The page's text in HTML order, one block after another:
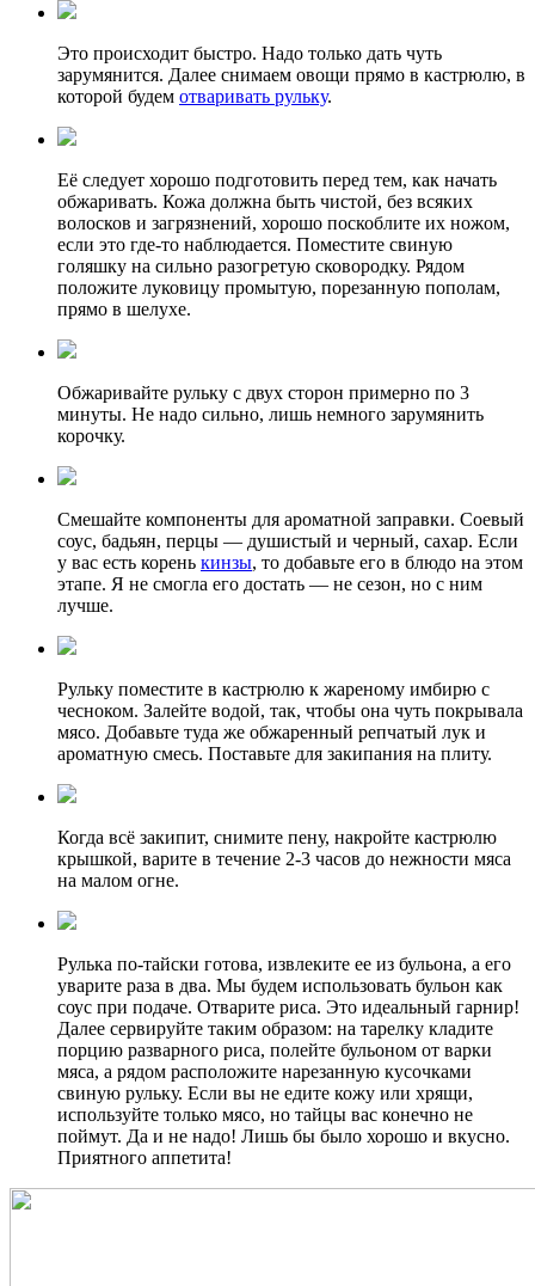
Это происходит быстро. Надо только дать чуть
зарумянится. Далее снимаем овощи прямо в кастрюлю, в
которой будем отваривать рульку.
Её следует хорошо подготовить перед тем, как начать
обжаривать. Кожа должна быть чистой, без всяких
волосков и загрязнений, хорошо поскоблите их ножом,
если это где-то наблюдается. Поместите свиную
голяшку на сильно разогретую сковородку. Рядом
положите луковицу промытую, порезанную пополам,
прямо в шелухе.
Обжаривайте рульку с двух сторон примерно по 3
минуты. Не надо сильно, лишь немного зарумянить
корочку.
Смешайте компоненты для ароматной заправки. Соевый
соус, бадьян, перцы — душистый и черный, сахар. Если
у вас есть корень кинзы, то добавьте его в блюдо на этом
этапе. Я не смогла его достать — не сезон, но с ним
лучше.
Рульку поместите в кастрюлю к жареному имбирю с
чесноком. Залейте водой, так, чтобы она чуть покрывала
мясо. Добавьте туда же обжаренный репчатый лук и
ароматную смесь. Поставьте для закипания на плиту.
Когда всё закипит, снимите пену, накройте кастрюлю
крышкой, варите в течение 2-3 часов до нежности мяса
на малом огне.
Рулька по-тайски готова, извлеките ее из бульона, а его
уварите раза в два. Мы будем использовать бульон как
соус при подаче. Отварите риса. Это идеальный гарнир!
Далее сервируйте таким образом: на тарелку кладите
порцию разварного риса, полейте бульоном от варки
мяса, а рядом расположите нарезанную кусочками
свиную рульку. Если вы не едите кожу или хрящи,
используйте только мясо, но тайцы вас конечно не
поймут. Да и не надо! Лишь бы было хорошо и вкусно.
Приятного аппетита!